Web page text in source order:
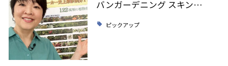
バンガーデニング スキン…
ピックアップ